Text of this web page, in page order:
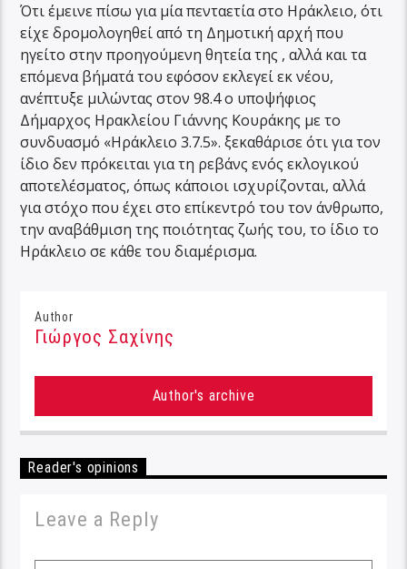
Ότι έμεινε πίσω για μία πενταετία στο Ηράκλειο, ότι
είχε δρομολογηθεί από τη Δημοτική αρχή που
ηγείτο στην προηγούμενη θητεία της , αλλά και τα
επόμενα βήματά του εφόσον εκλεγεί εκ νέου,
ανέπτυξε μιλώντας στον 98.4 ο υποψήφιος
Δήμαρχος Ηρακλείου Γιάννης Κουράκης με το
συνδυασμό «Ηράκλειο 3.7.5». ξεκαθάρισε ότι για τον
ίδιο δεν πρόκειται για τη ρεβάνς ενός εκλογικού
αποτελέσματος, όπως κάποιοι ισχυρίζονται, αλλά
για στόχο που έχει στο επίκεντρό του τον άνθρωπο,
την αναβάθμιση της ποιότητας ζωής του, το ίδιο το
Ηράκλειο σε κάθε του διαμέρισμα.
Author
Γιώργος Σαχίνης
Author's archive
Reader's opinions
Leave a Reply